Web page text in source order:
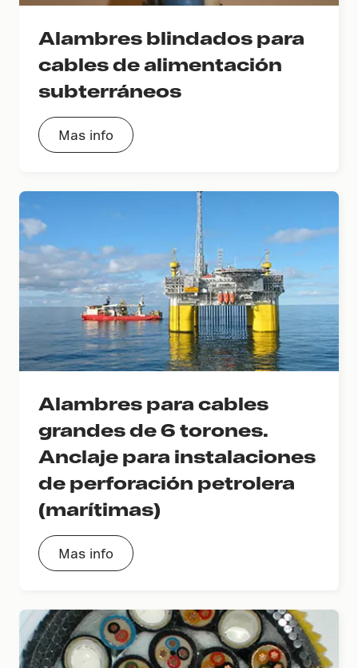
Alambres blindados para
cables de alimentación
subterráneos
Mas info
Alambres para cables
grandes de 6 torones.
Anclaje para instalaciones
de perforación petrolera
(marítimas)
Mas info